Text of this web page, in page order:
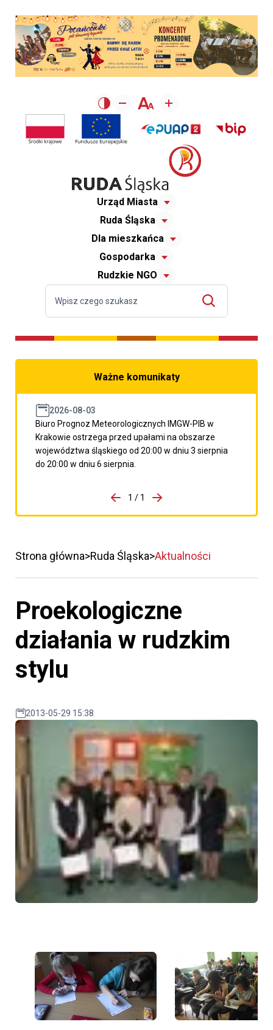
Urząd Miasta
Ruda Śląska
Dla mieszkańca
Gospodarka
Rudzkie NGO
Ważne komunikaty
2026-08-03
Biuro Prognoz Meteorologicznych IMGW-PIB w
Krakowie ostrzega przed upałami na obszarze
województwa śląskiego od 20:00 w dniu 3 sierpnia
do 20:00 w dniu 6 sierpnia.
porzpedniego komunikatu
1 / 1
Przejdź do następnego
Strona główna Ruda Śląska Aktualności
Proekologiczne
działania w rudzkim
stylu
2013-05-29 15:38